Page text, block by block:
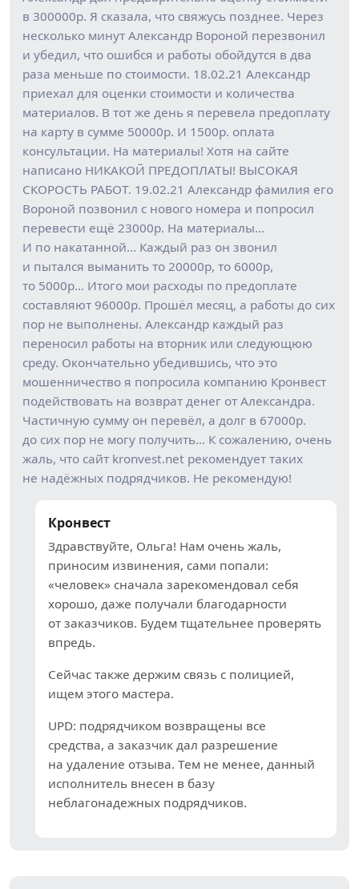
в 300000р. Я сказала, что свяжусь позднее. Через
несколько минут Александр Вороной перезвонил
и убедил, что ошибся и работы обойдутся в два
раза меньше по стоимости. 18.02.21 Александр
приехал для оценки стоимости и количества
материалов. В тот же день я перевела предоплату
на карту в сумме 50000р. И 1500р. оплата
консультации. На материалы! Хотя на сайте
написано НИКАКОЙ ПРЕДОПЛАТЫ! ВЫСОКАЯ
СКОРОСТЬ РАБОТ. 19.02.21 Александр фамилия его
Вороной позвонил с нового номера и попросил
перевести ещё 23000р. На материалы…
И по накатанной… Каждый раз он звонил
и пытался выманить то 20000р, то 6000р,
то 5000р… Итого мои расходы по предоплате
составляют 96000р. Прошёл месяц, а работы до сих
пор не выполнены. Александр каждый раз
переносил работы на вторник или следующюю
среду. Окончательно убедившись, что это
мошенничество я попросила компанию Кронвест
подействовать на возврат денег от Александра.
Частичную сумму он перевёл, а долг в 67000р.
до сих пор не могу получить… К сожалению, очень
жаль, что сайт kronvest.net рекомендует таких
не надёжных подрядчиков. Не рекомендую!
Кронвест
Здравствуйте, Ольга! Нам очень жаль,
приносим извинения, сами попали:
«человек» сначала зарекомендовал себя
хорошо, даже получали благодарности
от заказчиков. Будем тщательнее проверять
впредь.
Сейчас также держим связь с полицией,
ищем этого мастера.
UPD: подрядчиком возвращены все
средства, а заказчик дал разрешение
на удаление отзыва. Тем не менее, данный
исполнитель внесен в базу
неблагонадежных подрядчиков.